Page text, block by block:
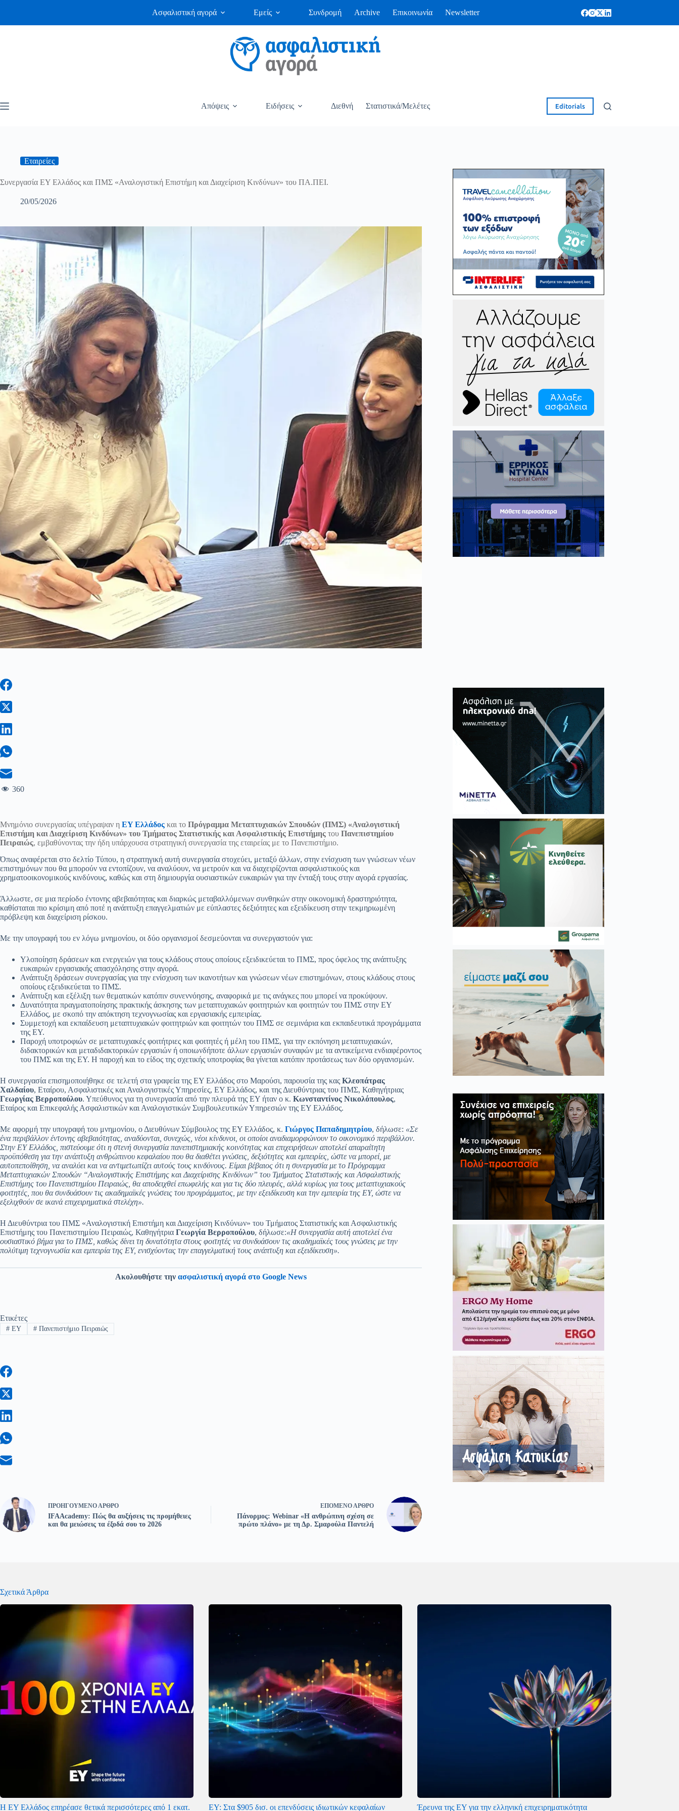
Ασφαλιστική αγορά Εμείς Συνδρομή Archive Επικοινωνία Newsletter
Απόψεις Ειδήσεις Διεθνή Στατιστικά/Μελέτες Editorials
Εταιρείες
Συνεργασία EY Ελλάδος και ΠΜΣ «Αναλογιστική Επιστήμη και Διαχείριση Κινδύνων» του ΠΑ.ΠΕΙ.
20/05/2026
360
Μνημόνιο συνεργασίας υπέγραψαν η EY Ελλάδος και το Πρόγραμμα Μεταπτυχιακών Σπουδών (ΠΜΣ) «Αναλογιστική
Επιστήμη και Διαχείριση Κινδύνων» του Τμήματος Στατιστικής και Ασφαλιστικής Επιστήμης του Πανεπιστημίου
Πειραιώς, εμβαθύνοντας την ήδη υπάρχουσα στρατηγική συνεργασία της εταιρείας με το Πανεπιστήμιο.
Όπως αναφέρεται στο δελτίο Τύπου, η στρατηγική αυτή συνεργασία στοχεύει, μεταξύ άλλων, στην ενίσχυση των γνώσεων νέων
επιστημόνων που θα μπορούν να εντοπίζουν, να αναλύουν, να μετρούν και να διαχειρίζονται ασφαλιστικούς και
χρηματοοικονομικούς κινδύνους, καθώς και στη δημιουργία ουσιαστικών ευκαιριών για την ένταξή τους στην αγορά εργασίας.
Άλλωστε, σε μια περίοδο έντονης αβεβαιότητας και διαρκώς μεταβαλλόμενων συνθηκών στην οικονομική δραστηριότητα,
καθίσταται πιο κρίσιμη από ποτέ η ανάπτυξη επαγγελματιών με εύπλαστες δεξιότητες και εξειδίκευση στην τεκμηριωμένη
πρόβλεψη και διαχείριση ρίσκου.
Με την υπογραφή του εν λόγω μνημονίου, οι δύο οργανισμοί δεσμεύονται να συνεργαστούν για:
Υλοποίηση δράσεων και ενεργειών για τους κλάδους στους οποίους εξειδικεύεται το ΠΜΣ, προς όφελος της ανάπτυξης
ευκαιριών εργασιακής απασχόλησης στην αγορά.
Ανάπτυξη δράσεων συνεργασίας για την ενίσχυση των ικανοτήτων και γνώσεων νέων επιστημόνων, στους κλάδους στους
οποίους εξειδικεύεται το ΠΜΣ.
Ανάπτυξη και εξέλιξη των θεματικών κατόπιν συνεννόησης, αναφορικά με τις ανάγκες που μπορεί να προκύψουν.
Δυνατότητα πραγματοποίησης πρακτικής άσκησης των μεταπτυχιακών φοιτητριών και φοιτητών του ΠΜΣ στην EY
Ελλάδος, με σκοπό την απόκτηση τεχνογνωσίας και εργασιακής εμπειρίας.
Συμμετοχή και εκπαίδευση μεταπτυχιακών φοιτητριών και φοιτητών του ΠΜΣ σε σεμινάρια και εκπαιδευτικά προγράμματα
της EY.
Παροχή υποτροφιών σε μεταπτυχιακές φοιτήτριες και φοιτητές ή μέλη του ΠΜΣ, για την εκπόνηση μεταπτυχιακών,
διδακτορικών και μεταδιδακτορικών εργασιών ή οποιωνδήποτε άλλων εργασιών συναφών με τα αντικείμενα ενδιαφέροντος
του ΠΜΣ και της EY. Η παροχή και το είδος της σχετικής υποτροφίας θα γίνεται κατόπιν προτάσεως των δύο οργανισμών.
Η συνεργασία επισημοποιήθηκε σε τελετή στα γραφεία της EY Ελλάδος στο Μαρούσι, παρουσία της κας Κλεοπάτρας
Χαλδαίου, Εταίρου, Ασφαλιστικές και Αναλογιστικές Υπηρεσίες, EY Ελλάδος, και της Διευθύντριας του ΠΜΣ, Καθηγήτριας
Γεωργίας Βερροπούλου. Υπεύθυνος για τη συνεργασία από την πλευρά της EY ήταν ο κ. Κωνσταντίνος Νικολόπουλος,
Εταίρος και Επικεφαλής Ασφαλιστικών και Αναλογιστικών Συμβουλευτικών Υπηρεσιών της EY Ελλάδος.
Με αφορμή την υπογραφή του μνημονίου, ο Διευθύνων Σύμβουλος της EY Ελλάδος, κ. Γιώργος Παπαδημητρίου, δήλωσε: «Σε
ένα περιβάλλον έντονης αβεβαιότητας, αναδύονται, συνεχώς, νέοι κίνδυνοι, οι οποίοι αναδιαμορφώνουν το οικονομικό περιβάλλον.
Στην EY Ελλάδος, πιστεύουμε ότι η στενή συνεργασία πανεπιστημιακής κοινότητας και επιχειρήσεων αποτελεί απαραίτητη
προϋπόθεση για την ανάπτυξη ανθρώπινου κεφαλαίου που θα διαθέτει γνώσεις, δεξιότητες και εμπειρίες, ώστε να μπορεί, με
αυτοπεποίθηση, να αναλύει και να αντιμετωπίζει αυτούς τους κινδύνους. Είμαι βέβαιος ότι η συνεργασία με το Πρόγραμμα
Μεταπτυχιακών Σπουδών “Αναλογιστικής Επιστήμης και Διαχείρισης Κινδύνων” του Τμήματος Στατιστικής και Ασφαλιστικής
Επιστήμης του Πανεπιστημίου Πειραιώς, θα αποδειχθεί επωφελής και για τις δύο πλευρές, αλλά κυρίως για τους μεταπτυχιακούς
φοιτητές, που θα συνδυάσουν τις ακαδημαϊκές γνώσεις του προγράμματος, με την εξειδίκευση και την εμπειρία της EY, ώστε να
εξελιχθούν σε ικανά επιχειρηματικά στελέχη».
Η Διευθύντρια του ΠΜΣ «Αναλογιστική Επιστήμη και Διαχείριση Κινδύνων» του Τμήματος Στατιστικής και Ασφαλιστικής
Επιστήμης του Πανεπιστημίου Πειραιώς, Καθηγήτρια Γεωργία Βερροπούλου, δήλωσε:«Η συνεργασία αυτή αποτελεί ένα
ουσιαστικό βήμα για το ΠΜΣ, καθώς δίνει τη δυνατότητα στους φοιτητές να συνδυάσουν τις ακαδημαϊκές τους γνώσεις με την
πολύτιμη τεχνογνωσία και εμπειρία της ΕΥ, ενισχύοντας την επαγγελματική τους ανάπτυξη και εξειδίκευση».
Ακολουθήστε την ασφαλιστική αγορά στο Google News
Ετικέτες
#EY #Πανεπιστήμιο Πειραιώς
ΠΡΟΗΓΟΎΜΕΝΟ ΆΡΘΡΟ
IFAAcademy: Πώς θα αυξήσεις τις προμήθειες
και θα μειώσεις τα έξοδά σου το 2026
ΕΠΌΜΕΝΟ ΆΡΘΡΟ
Πάνορμος: Webinar «Η ανθρώπινη σχέση σε
πρώτο πλάνο» με τη Δρ. Σμαρούλα Παντελή
Σχετικά Άρθρα
Η EY Ελλάδος επηρέασε θετικά περισσότερες από 1 εκατ. ΕΥ: Στα $905 δισ. οι επενδύσεις ιδιωτικών κεφαλαίων Έρευνα της EY για την ελληνική επιχειρηματικότητα